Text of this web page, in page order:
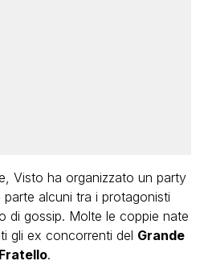
Visto ha organizzato un party
alcuni tra i protagonisti
di gossip. Molte le coppie nate
gli ex concorrenti del Grande
Fratello.